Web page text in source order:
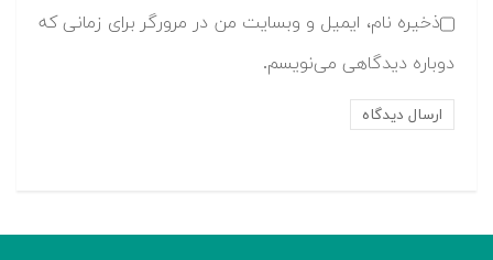
ذخیره نام، ایمیل و وبسایت من در مرورگر برای زمانی که
دوباره دیدگاهی می‌نویسم.